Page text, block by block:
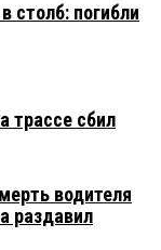
столб: погибли
трассе сбил
водителя
раздавил